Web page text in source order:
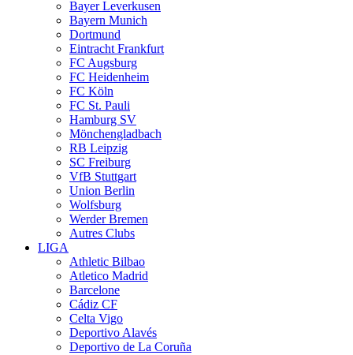
Bayer Leverkusen
Bayern Munich
Dortmund
Eintracht Frankfurt
FC Augsburg
FC Heidenheim
FC Köln
FC St. Pauli
Hamburg SV
Mönchengladbach
RB Leipzig
SC Freiburg
VfB Stuttgart
Union Berlin
Wolfsburg
Werder Bremen
Autres Clubs
LIGA
Athletic Bilbao
Atletico Madrid
Barcelone
Cádiz CF
Celta Vigo
Deportivo Alavés
Deportivo de La Coruña